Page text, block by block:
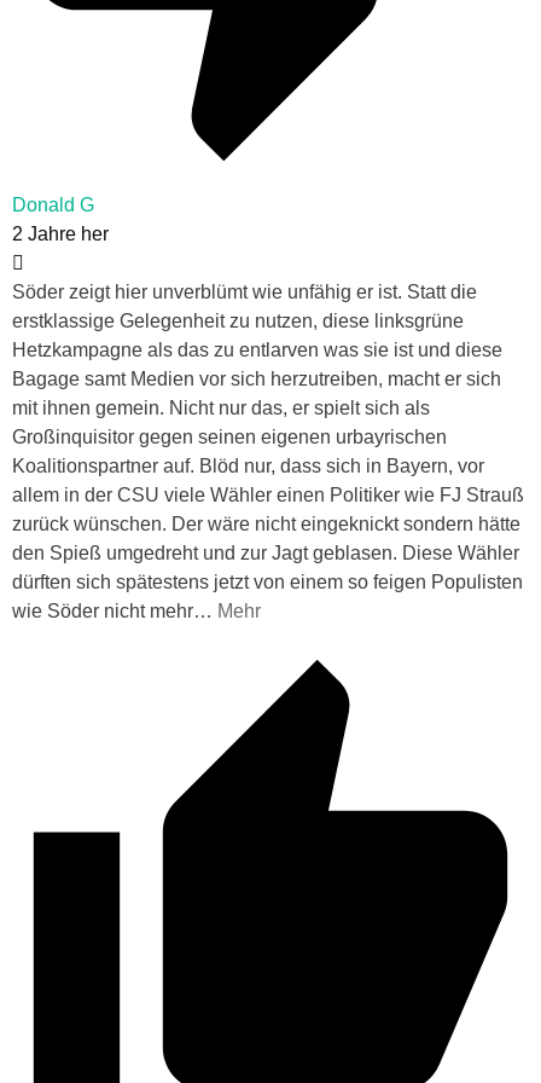
Donald G
2 Jahre her
Söder zeigt hier unverblümt wie unfähig er ist. Statt die
erstklassige Gelegenheit zu nutzen, diese linksgrüne
Hetzkampagne als das zu entlarven was sie ist und diese
Bagage samt Medien vor sich herzutreiben, macht er sich
mit ihnen gemein. Nicht nur das, er spielt sich als
Großinquisitor gegen seinen eigenen urbayrischen
Koalitionspartner auf. Blöd nur, dass sich in Bayern, vor
allem in der CSU viele Wähler einen Politiker wie FJ Strauß
zurück wünschen. Der wäre nicht eingeknickt sondern hätte
den Spieß umgedreht und zur Jagt geblasen. Diese Wähler
dürften sich spätestens jetzt von einem so feigen Populisten
wie Söder nicht mehr… Mehr